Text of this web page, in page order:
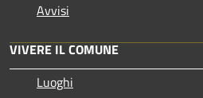
Avvisi
VIVERE IL COMUNE
Luoghi